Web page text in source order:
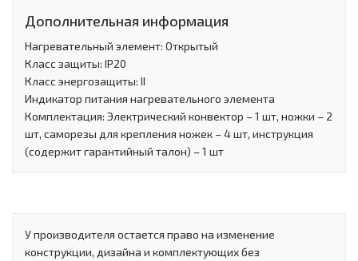
Дополнительная информация
Нагревательный элемент: Открытый
Класс защиты: IP20
Класс энергозащиты: II
Индикатор питания нагревательного элемента
Комплектация: Электрический конвектор – 1 шт, ножки – 2
шт, саморезы для крепления ножек – 4 шт, инструкция
(содержит гарантийный талон) – 1 шт
У производителя остается право на изменение
конструкции, дизайна и комплектующих без